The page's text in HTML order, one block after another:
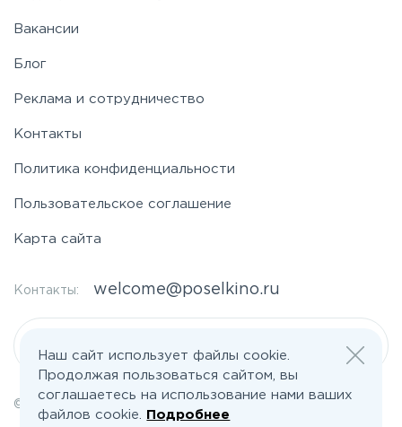
Вакансии
Блог
Реклама и сотрудничество
Контакты
Политика конфиденциальности
Пользовательское соглашение
Карта сайта
Контакты: welcome@poselkino.ru
© 2026 Все права защищены | poselkino.ru
ИП Маслов Дмитрий Валерьевич
Наш сайт использует файлы cookie.
Продолжая пользоваться сайтом, вы
соглашаетесь на использование нами ваших
файлов cookie.
Подробнее